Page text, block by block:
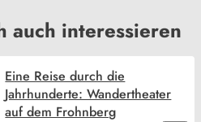
auch interessieren
Eine Reise durch die
Jahrhunderte: Wandertheater
auf dem Frohnberg